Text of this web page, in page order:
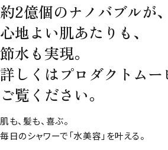
約2億個のナノバブルが、
心地よい肌あたりも、
節水も実現。
詳しくはプロダクトムー
ご覧ください。
肌も、髪も、喜ぶ。
毎日のシャワーで「水美容」を叶える。